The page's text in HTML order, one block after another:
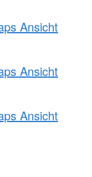
Ansicht
Ansicht
Ansicht